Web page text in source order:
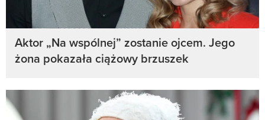
Aktor „Na wspólnej” zostanie ojcem. Jego
żona pokazała ciążowy brzuszek